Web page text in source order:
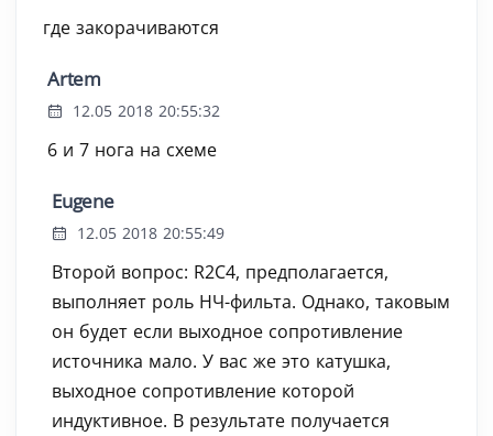
где закорачиваются
Artem
12.05 2018 20:55:32
6 и 7 нога на схеме
Eugene
12.05 2018 20:55:49
Второй вопрос: R2C4, предполагается,
выполняет роль НЧ-фильта. Однако, таковым
он будет если выходное сопротивление
источника мало. У вас же это катушка,
выходное сопротивление которой
индуктивное. В результате получается